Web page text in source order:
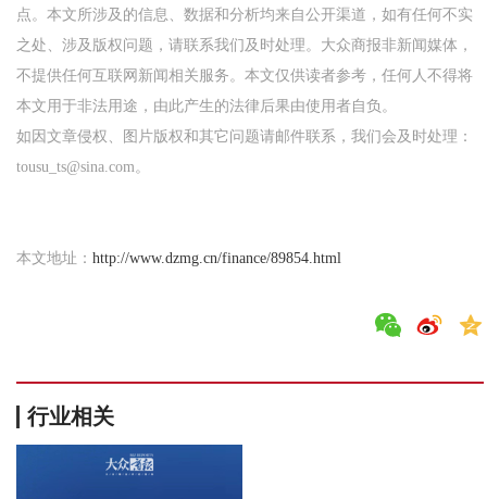
点。本文所涉及的信息、数据和分析均来自公开渠道，如有任何不实
之处、涉及版权问题，请联系我们及时处理。大众商报非新闻媒体，
不提供任何互联网新闻相关服务。本文仅供读者参考，任何人不得将
本文用于非法用途，由此产生的法律后果由使用者自负。
如因文章侵权、图片版权和其它问题请邮件联系，我们会及时处理：
tousu_ts@sina.com。
本文地址： http://www.dzmg.cn/finance/89854.html
行业相关